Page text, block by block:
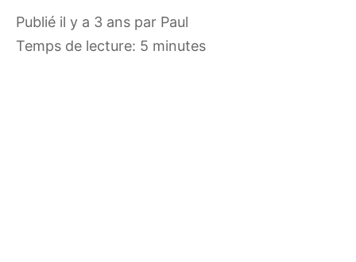
publié il y a 3 ans par Paul
Temps de lecture: 5 minutes